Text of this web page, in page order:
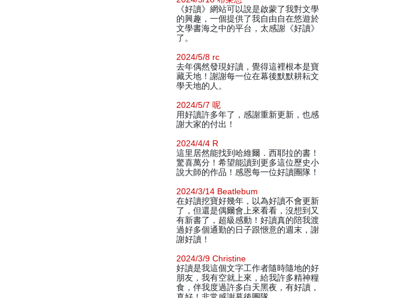
《好讀》網站可以說是啟蒙了我對文學
的興趣，一個提供了我自由自在悠遊於
文學書海之中的平台，太感謝《好讀》
了。
2024/5/8 rc
去年偶然發現好讀，覺得這裡根本是寶
藏天地！謝謝每一位在幕後默默耕耘文
學天地的人。
2024/5/7 呢
用好讀許多年了，感謝重新更新，也感
謝大家的付出！
2024/4/4 R
這里居然能找到哈維爾．西耶拉的書！
驚喜萬分！希望能讀到更多這位歷史小
說大師的作品！感恩每一位好讀團隊！
2024/3/14 Beatlebum
在好讀挖寶好幾年，以為好讀不會更新
了，但還是偶爾會上來看看，沒想到又
有新書了，超級感動！好讀真的陪我渡
過好多個通勤的日子跟愜意的週末，謝
謝好讀！
2024/3/9 Christine
好讀是我這個文字工作者隨時隨地的好
朋友，我有空就上來，給我許多精神糧
食，伴我度過許多白天黑夜，有好讀，